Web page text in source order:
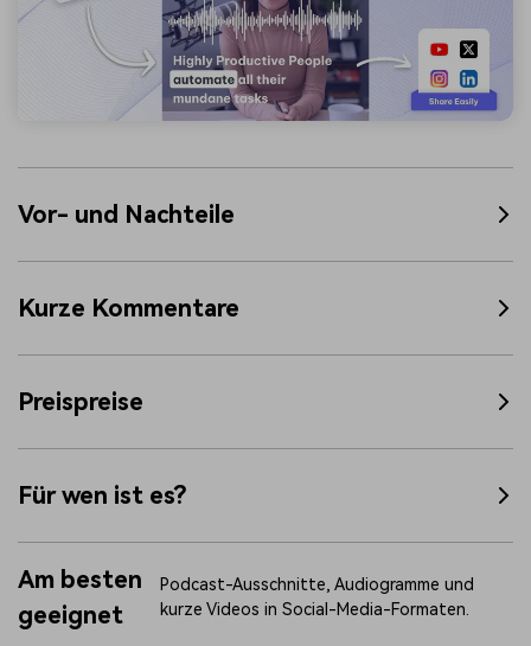
Vor- und Nachteile
Kurze Kommentare
Preispreise
Für wen ist es?
Am besten
geeignet
Podcast-Ausschnitte, Audiogramme und
kurze Videos in Social-Media-Formaten.